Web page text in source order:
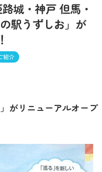
城・神戸 但馬・
駅うずしお」が
紹介
がリニューアルオープ